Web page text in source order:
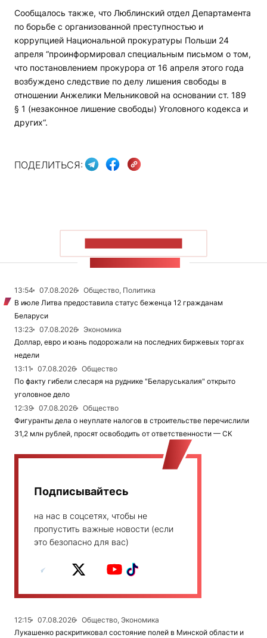
Сообщалось также, что Люблинский отдел Департамента
по борьбе с организованной преступностью и
коррупцией Национальной прокуратуры Польши 24
апреля “проинформировал специальным письмом о том,
что постановлением прокурора от 16 апреля этого года
возбуждено следствие по делу лишения свободы в
отношении Анжелики Мельниковой на основании ст. 189
§ 1 (незаконное лишение свободы) Уголовного кодекса и
других“.
ПОДЕЛИТЬСЯ:
13:54 07.08.2026
Общество, Политика
В июле Литва предоставила статус беженца 12 гражданам
Беларуси
13:23
07.08.2026
Экономика
Доллар, евро и юань подорожали на последних биржевых торгах
недели
13:11
07.08.2026
Общество
По факту гибели слесаря на руднике "Беларуськалия" открыто
уголовное дело
12:39
07.08.2026
Общество
Фигуранты дела о неуплате налогов в строительстве перечислили
31,2 млн рублей, просят освободить от ответственности — СК
Подписывайтесь
на нас в соцсетях, чтобы не
пропустить важные новости (если
это безопасно для вас)
12:15 07.08.2026
Общество, Экономика
Лукашенко раскритиковал состояние полей в Минской области и